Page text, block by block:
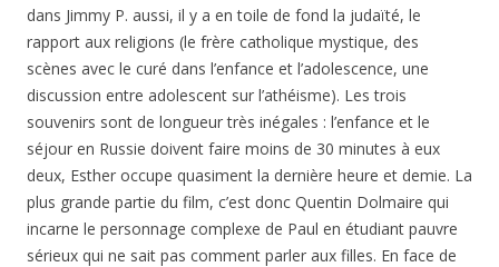
dans Jimmy P. aussi, il y a en toile de fond la judaïté, le
rapport aux religions (le frère catholique mystique, des
scènes avec le curé dans l’enfance et l’adolescence, une
discussion entre adolescent sur l’athéisme). Les trois
souvenirs sont de longueur très inégales : l’enfance et le
séjour en Russie doivent faire moins de 30 minutes à eux
deux, Esther occupe quasiment la dernière heure et demie. La
plus grande partie du film, c’est donc Quentin Dolmaire qui
incarne le personnage complexe de Paul en étudiant pauvre
sérieux qui ne sait pas comment parler aux filles. En face de